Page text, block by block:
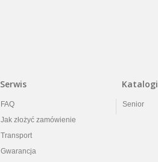
Serwis
FAQ
Jak złożyć zamówienie
Transport
Gwarancja
Katalogi
Senior